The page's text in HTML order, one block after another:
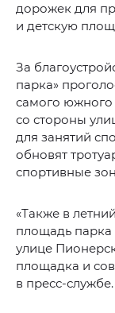
дорожек для
и детскую
За
парка»
самого южного
со стороны
для занятий
обновят
спортивные
«Также в
площадь парка
улице
площадка и
в пресс-службе.